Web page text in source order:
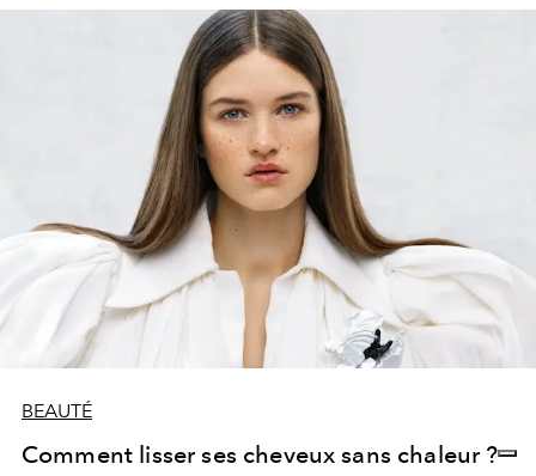
BEAUTÉ
Comment lisser ses cheveux sans chaleur ?